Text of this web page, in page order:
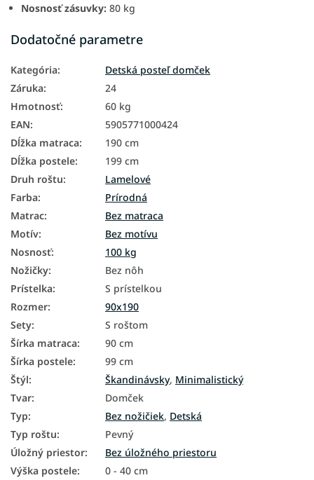
Nosnosť zásuvky: 80 kg
Dodatočné parametre
Kategória:
Detská posteľ domček
Záruka:
24
Hmotnosť:
60 kg
EAN:
5905771000424
Dĺžka matraca:
190 cm
Dĺžka postele:
199 cm
Druh roštu:
Lamelové
Farba:
Prírodná
Matrac:
Bez matraca
Motív:
Bez motívu
Nosnosť:
100 kg
Nožičky:
Bez nôh
Prístelka:
S prístelkou
Rozmer:
90x190
Sety:
S roštom
Šírka matraca:
90 cm
Šírka postele:
99 cm
Štýl: Škandinávsky, Minimalistický
Tvar:
Domček
Typ: Bez nožičiek, Detská
Typ roštu:
Pevný
Úložný priestor:
Bez úložného priestoru
Výška postele:
0 - 40 cm